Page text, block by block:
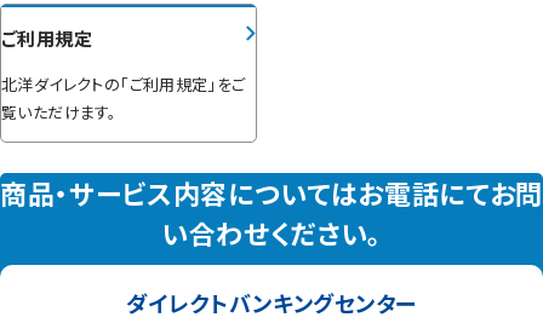
ご利用規定
北洋ダイレクトの「ご利用規定」をご
覧いただけます。
商品・サービス内容についてはお電話にてお問
い合わせください。
ダイレクトバンキングセンター